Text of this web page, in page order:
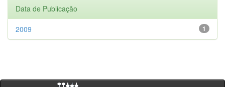
Data de Publicação
1
2009